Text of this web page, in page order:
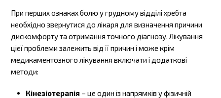
При перших ознаках болю у грудному відділі хребта
необхідно звернутися до лікаря для визначення причини
дискомфорту та отримання точного діагнозу. Лікування
цієї проблеми залежить від її причин і може крім
медикаментозного лікування включати і додаткові
методи:
Кінезіотерапія – це один із напрямків у фізичній